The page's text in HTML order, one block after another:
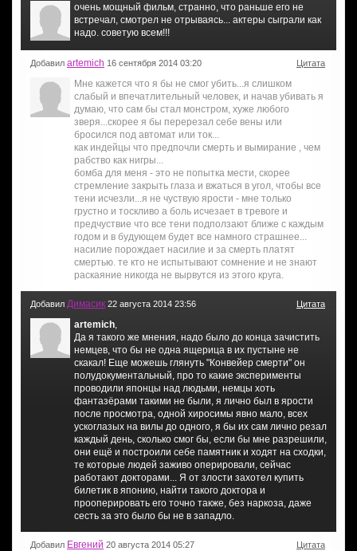
очень мощный фильм, странно, что раньше его не
встречал, смотрел не отрываясь... актеры сыграли как
надо. советую всем!!!
Добавил artemich 16 сентября 2014 03:20 Цитата
Мне кажется что я бы не смог убить...я слишком
слабый и впечатлительный человек, и начав убивать я
думаю, что сам бы стал монстром, хуже любого
зверя...скорее я бы перерезал себе вены или
бросился под автомат или ток...
как индейцы что предпочли смерть и вымирание , чем
рабство как нигры...
бомба для меня - это не попытка мести, скорее
стремление закрыть глаза и вжаться в угол, чтобы все
тени исчезли...я не чуствую ярости - мне только
грустно и тоскливо а боль исчезает в тревоге и
предчуствие что все тени подползают ближе с каждым
годом и в будующем будет все намного страшнее...
насилие порождает насилие и за смерть платят
смертью. те кто не испытывают сомнение и не знают
раскаяние никогда не вырвутся из этого круга.
Добавил Димасик 22 августа 2014 23:56 Цитата
artemich
Да я такого же мнения, надо было до конца зачистить
немцев, что бы не одна ящерица в их пустыне не
скакал! Еще можешь глянуть "Конвейер смерти" он
полудокументальный, про то какие эксперименты
проводили японцы над людьми, немцы хоть
фантазёрами такими не были, я лично был в ярости
после просмотра, одной хиросимы явно мало, всех
ускоглазых на вилы до одного, я бы их сам лично резал
каждый день, сколько смог бы, если бы мне разрешили,
они ещё и построили себе памятник и ходят на сходки,
те которые людей заживо оперировали, сейчас
работают докторами... Я от злости захотел купить
билетик в японию, найти такого доктора и
прооперировать его точно также, без наркоза, даже
сесть за это было бы не в западло.
Добавил Евгений 20 августа 2014 05:27 Цитата